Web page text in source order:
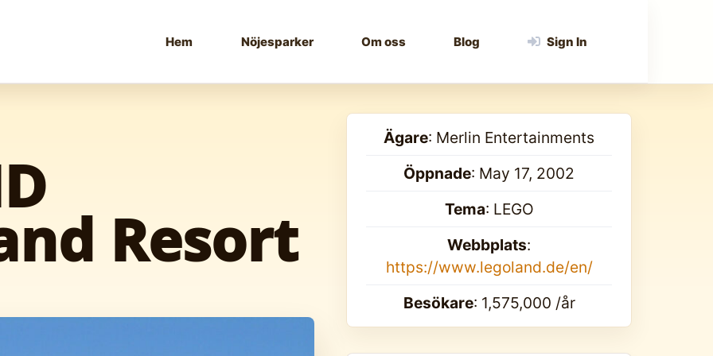
Hem Nöjesparker Om oss Blog Sign In
Resort
Ägare: Merlin Entertainments
Öppnade: May 17, 2002
Tema: LEGO
Webbplats:
https://www.legoland.de/en/
Besökare: 1,575,000 /år